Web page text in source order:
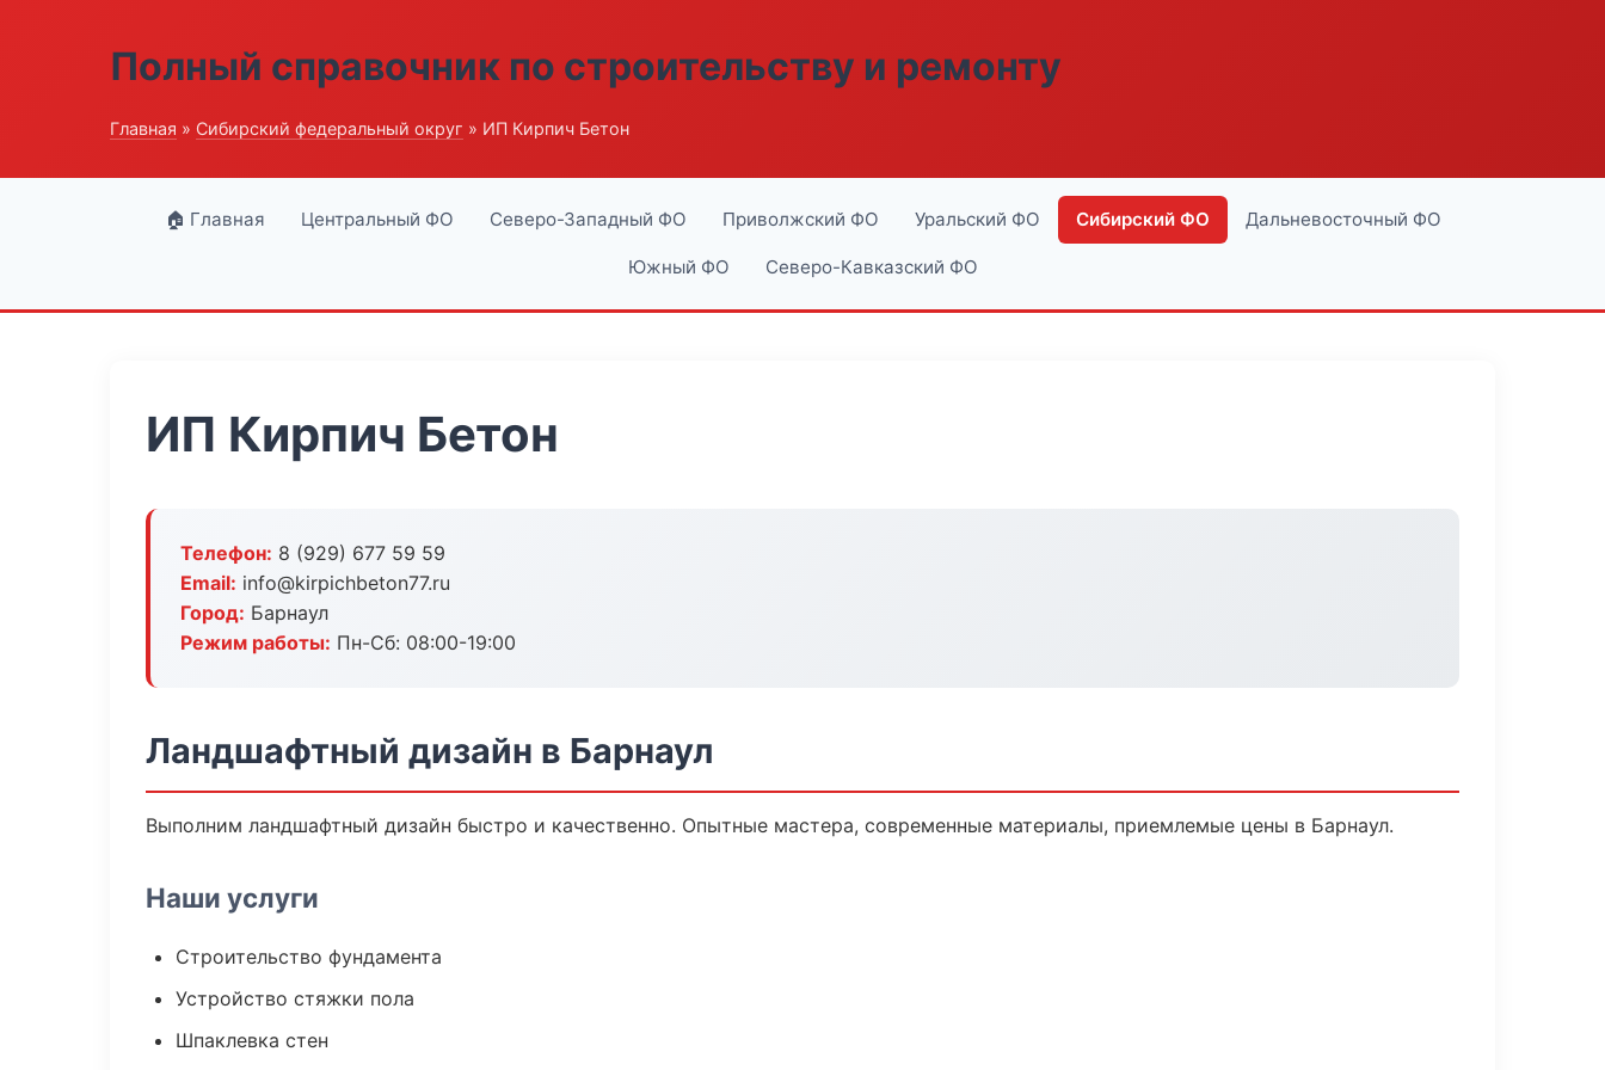
Полный справочник по строительству и ремонту
Главная » Сибирский федеральный округ » ИП Кирпич Бетон
🏠 Главная Центральный ФО Северо-Западный ФО Приволжский ФО Уральский ФО Сибирский ФО Дальневосточный ФО
Южный ФО Северо-Кавказский ФО
ИП Кирпич Бетон
Телефон: 8 (929) 677 59 59
Email: info@kirpichbeton77.ru
Город: Барнаул
Режим работы: Пн-Сб: 08:00-19:00
Ландшафтный дизайн в Барнаул
Выполним ландшафтный дизайн быстро и качественно. Опытные мастера, современные материалы, приемлемые цены в Барнаул.
Наши услуги
Строительство фундамента
Устройство стяжки пола
Шпаклевка стен